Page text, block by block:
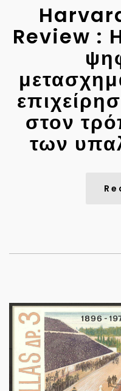
Review :
στον
των